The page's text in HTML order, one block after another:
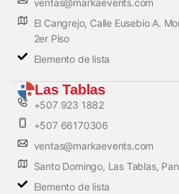
El Cangrejo, Calle Eusebio A.
2er Piso
Elemento de lista
Las Tablas
+507 923 1882
+507 66170306
ventas@markaevents.com
Santo Domingo, Las Tablas,
Elemento de lista